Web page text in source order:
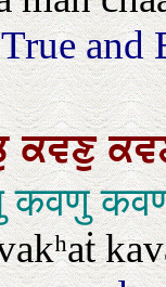
and
ਕਵਣੁ